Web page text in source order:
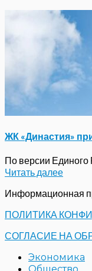
ЖК «Династия»
По версии Единого
Читать далее
Информационная
ПОЛИТИКА
СОГЛАСИЕ НА
Экономика